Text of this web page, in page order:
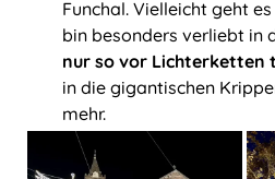
Funchal. Vielleicht geht
bin besonders verliebt in
nur so vor Lichterketten
in die gigantischen
mehr.